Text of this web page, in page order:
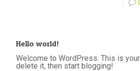
Hello world!
Welcome to WordPress. This is
delete it, then start blogging!